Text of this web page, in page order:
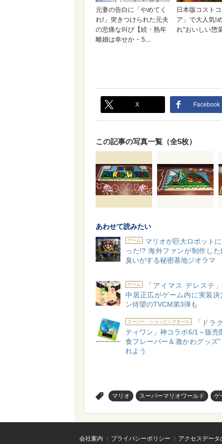
X Facebook
この記事の写真一覧（全5枚）
あわせて読みたい
ゲーム
マリオが巨大ロボット
った!? 海外ファンが制作し
臭いがする秘密基地ジオラマ
ゲーム
「アイマス デレステ
中居正広がゲーム内に実装決
ン待望のTVCM第3弾も
スーパー・ショッピングモール
「ドラ
ティワン」神コラボ6/1～販売
食フレーバー＆激かわグッズ
れよう
マリオ スーパーマリオワールド ゲ
会社案内 プライバシーポリシー アクセスデー